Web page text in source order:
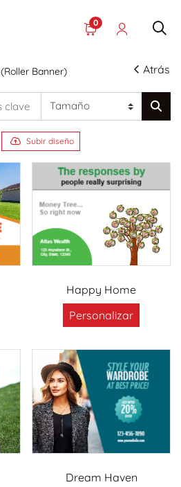
0
(Roller Banner) Atrás
Subir diseño
Happy Home
Personalizar
Dream Haven